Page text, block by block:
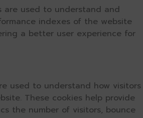
are used to understand and
indexes of the website
a better user experience for
used to understand how visitors
These cookies help provide
the number of visitors, bounce